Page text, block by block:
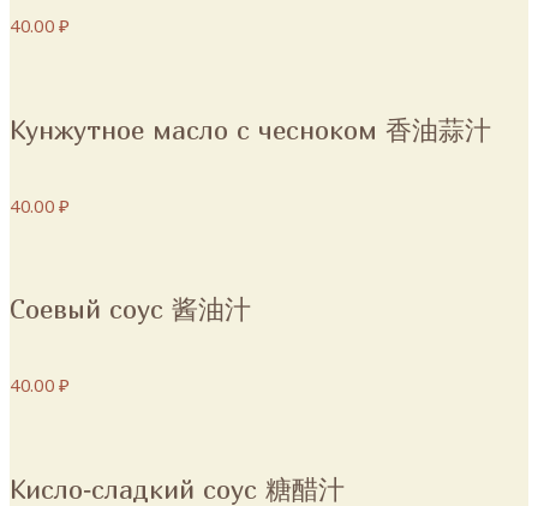
40.00 ₽
Кунжутное масло с чесноком 香油蒜汁
40.00 ₽
Соевый соус 酱油汁
40.00 ₽
Кисло‐сладкий соус 糖醋汁